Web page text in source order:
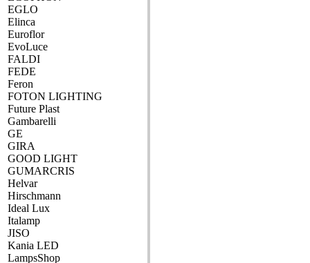
EGLO
Elinca
Euroflor
EvoLuce
FALDI
FEDE
Feron
FOTON LIGHTING
Future Plast
Gambarelli
GE
GIRA
GOOD LIGHT
GUMARCRIS
Helvar
Hirschmann
Ideal Lux
Italamp
JISO
Kania LED
LampsShop